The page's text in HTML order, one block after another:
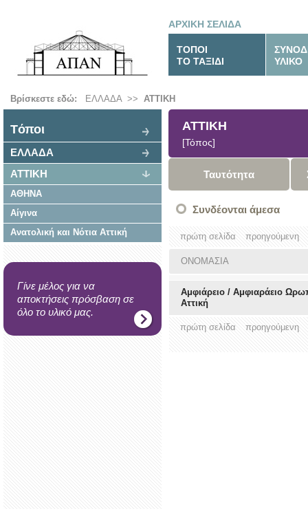
ΑΡΧΙΚΗ ΣΕΛΙΔΑ
ΤΟΠΟΙ
ΤΟ ΤΑΞΙΔΙ
ΥΛΙΚΟ
Βρίσκεστε εδώ: ΕΛΛΑΔΑ>> ΑΤΤΙΚΗ
Tόποι
ΕΛΛΑΔΑ
ΑΤΤΙΚΗ
ΑΘΗΝΑ
Αίγινα
Ανατολική και Νότια Αττική
Γίνε μέλος για να
αποκτήσεις πρόσβαση σε
όλο το υλικό μας.
ΑΤΤΙΚΗ
[Τόπος]
Ταυτότητα
Συνδέονται άμεσα
πρώτη σελίδα προηγούμενη
ΟΝΟΜΑΣΙΑ
Αμφιάρειο / Αμφιαράειο
Αττική
πρώτη σελίδα προηγούμενη